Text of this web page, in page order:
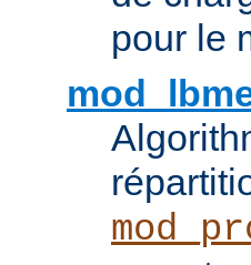
pour le